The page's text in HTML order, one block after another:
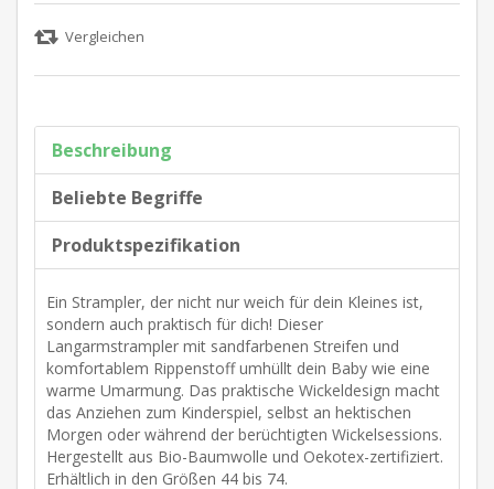
Beschreibung
Beliebte Begriffe
Produktspezifikation
Ein Strampler, der nicht nur weich für dein Kleines ist,
sondern auch praktisch für dich! Dieser
Langarmstrampler mit sandfarbenen Streifen und
komfortablem Rippenstoff umhüllt dein Baby wie eine
warme Umarmung. Das praktische Wickeldesign macht
das Anziehen zum Kinderspiel, selbst an hektischen
Morgen oder während der berüchtigten Wickelsessions.
Hergestellt aus Bio-Baumwolle und Oekotex-zertifiziert.
Erhältlich in den Größen 44 bis 74.